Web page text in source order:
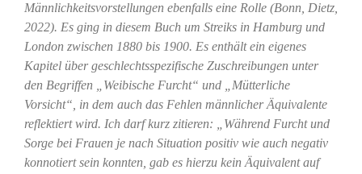
Männlichkeitsvorstellungen ebenfalls eine Rolle (Bonn, Dietz,
2022). Es ging in diesem Buch um Streiks in Hamburg und
London zwischen 1880 bis 1900. Es enthält ein eigenes
Kapitel über geschlechtsspezifische Zuschreibungen unter
den Begriffen „Weibische Furcht“ und „Mütterliche
Vorsicht“, in dem auch das Fehlen männlicher Äquivalente
reflektiert wird. Ich darf kurz zitieren: „Während Furcht und
Sorge bei Frauen je nach Situation positiv wie auch negativ
konnotiert sein konnten, gab es hierzu kein Äquivalent auf